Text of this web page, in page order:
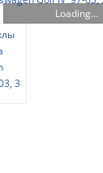
Loading...